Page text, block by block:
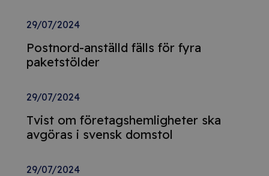
29/07/2024
Postnord-anställd fälls för fyra
paketstölder
29/07/2024
Tvist om företagshemligheter ska
avgöras i svensk domstol
29/07/2024